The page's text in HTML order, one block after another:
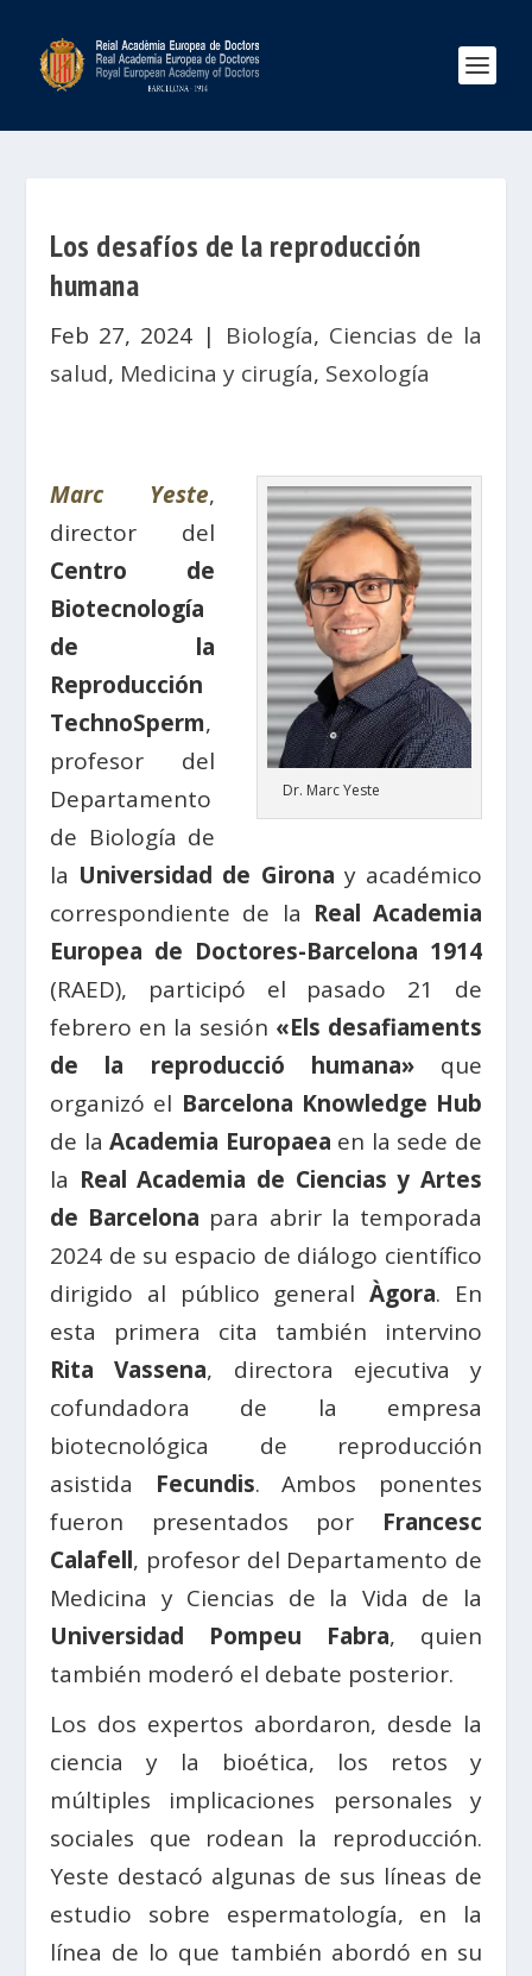
Los desafíos de la reproducción
humana
Feb 27, 2024 | Biología, Ciencias de la
salud, Medicina y cirugía, Sexología
Dr. Marc Yeste
Marc Yeste,
director del
Centro de
Biotecnología
de la
Reproducción
TechnoSperm,
profesor del
Departamento
de Biología de
la Universidad de Girona y académico
correspondiente de la Real Academia
Europea de Doctores-Barcelona 1914
(RAED), participó el pasado 21 de
febrero en la sesión «Els desafiaments
de la reproducció humana»que
organizó el Barcelona Knowledge Hub
de laAcademia Europaea en la sede de
la Real Academia de Ciencias y Artes
de Barcelona para abrir la temporada
2024 de su espacio de diálogo científico
dirigido al público general Àgora. En
esta primera cita también intervino
Rita Vassena, directora ejecutiva y
cofundadora de la empresa
biotecnológica de reproducción
asistida Fecundis. Ambos ponentes
fueron presentados por Francesc
Calafell, profesor del Departamento de
Medicina y Ciencias de la Vida de la
Universidad Pompeu Fabra, quien
también moderó el debate posterior.
Los dos expertos abordaron, desde la
ciencia y la bioética, los retos y
múltiples implicaciones personales y
sociales que rodean la reproducción.
Yeste destacó algunas de sus líneas de
estudio sobre espermatología, en la
línea de lo que también abordó en su